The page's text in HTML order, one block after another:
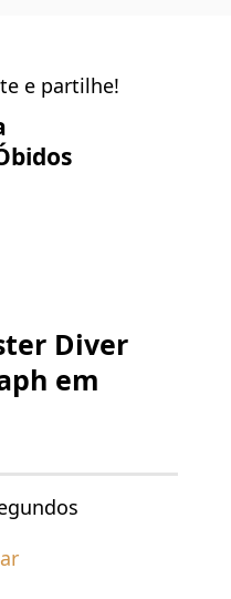
e partilhe!
Diver
em